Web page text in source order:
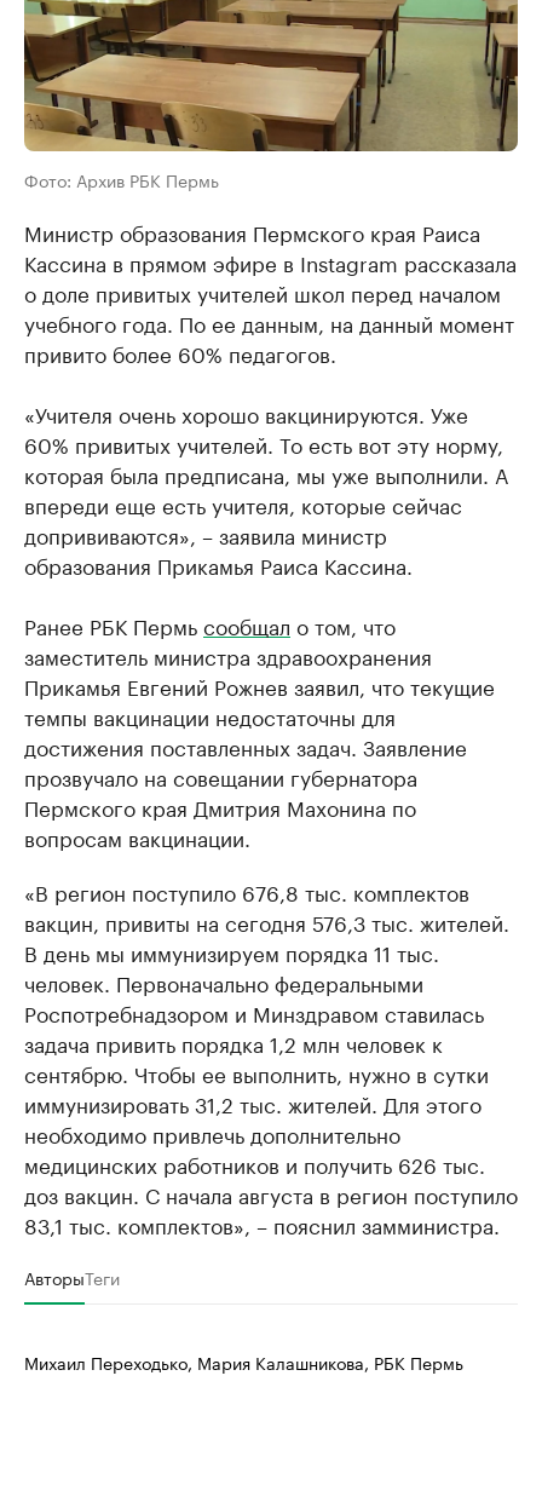
Фото: Архив РБК Пермь
Министр образования Пермского края Раиса
Кассина в прямом эфире в Instagram рассказала
о доле привитых учителей школ перед началом
учебного года. По ее данным, на данный момент
привито более 60% педагогов.
«Учителя очень хорошо вакцинируются. Уже
60% привитых учителей. То есть вот эту норму,
которая была предписана, мы уже выполнили. А
впереди еще есть учителя, которые сейчас
допрививаются», – заявила министр
образования Прикамья Раиса Кассина.
Ранее РБК Пермьсообщал о том, что
заместитель министра здравоохранения
Прикамья Евгений Рожнев заявил, что текущие
темпы вакцинации недостаточны для
достижения поставленных задач. Заявление
прозвучало на совещании губернатора
Пермского края Дмитрия Махонина по
вопросам вакцинации.
«В регион поступило 676,8 тыс. комплектов
вакцин, привиты на сегодня 576,3 тыс. жителей.
В день мы иммунизируем порядка 11 тыс.
человек. Первоначально федеральными
Роспотребнадзором и Минздравом ставилась
задача привить порядка 1,2 млн человек к
сентябрю. Чтобы ее выполнить, нужно в сутки
иммунизировать 31,2 тыс. жителей. Для этого
необходимо привлечь дополнительно
медицинских работников и получить 626 тыс.
доз вакцин. С начала августа в регион поступило
83,1 тыс. комплектов», – пояснил замминистра.
АвторыТеги
Михаил Переходько, Мария Калашникова, РБК Пермь